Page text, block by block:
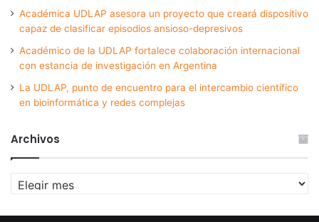
Académica UDLAP asesora un proyecto que creará dispositivo
capaz de clasificar episodios ansioso-depresivos
Académico de la UDLAP fortalece colaboración internacional
con estancia de investigación en Argentina
La UDLAP, punto de encuentro para el intercambio científico
en bioinformática y redes complejas
Archivos
Archivos